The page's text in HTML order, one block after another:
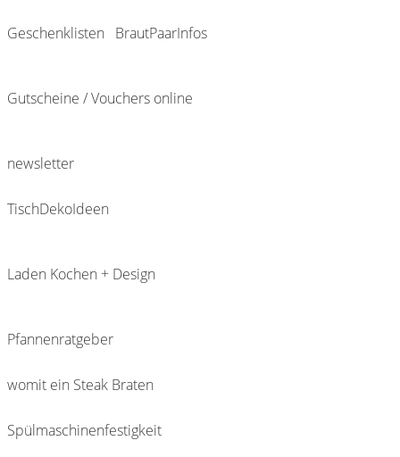
Geschenklisten BrautPaarInfos
Gutscheine / Vouchers online
newsletter
TischDekoIdeen
Laden Kochen + Design
Pfannenratgeber
womit ein Steak Braten
Spülmaschinenfestigkeit